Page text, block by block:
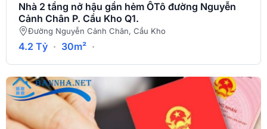
Nhà 2 tầng nở hậu gần hẻm ÔTô đường Nguyễn
Cảnh Chân P. Cầu Kho Q1.
Đường Nguyễn Cảnh Chân, Cầu Kho
4.2 Tỷ · 30m² ·